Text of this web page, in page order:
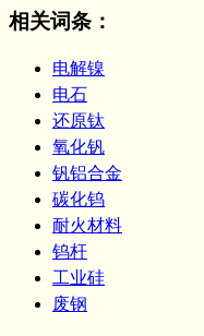
相关词条 ：
电解镍
电石
还原钛
氧化钒
钒铝合金
碳化钨
耐火材料
钨杆
工业硅
废钢